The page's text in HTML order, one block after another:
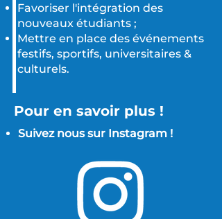
Favoriser l'intégration des
nouveaux étudiants ;
Mettre en place des événements
festifs, sportifs, universitaires &
culturels.
Pour en savoir plus !
Suivez nous sur Instagram !